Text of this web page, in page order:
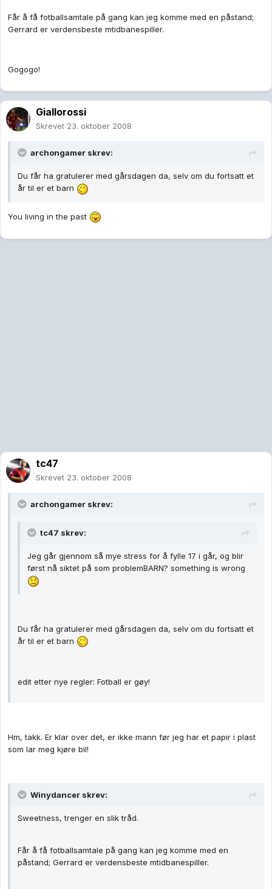
Får å få fotballsamtale på gang kan jeg komme med en påstand;
Gerrard er verdensbeste mtidbanespiller.
Gogogo!
Giallorossi
Skrevet 23. oktober 2008
archongamer skrev:
Du får ha gratulerer med gårsdagen da, selv om du fortsatt et
år til er et barn
You living in the past
tc47
Skrevet 23. oktober 2008
archongamer skrev:
tc47 skrev:
Jeg går gjennom så mye stress for å fylle 17 i går, og blir
først nå siktet på som problemBARN? something is wrong
Du får ha gratulerer med gårsdagen da, selv om du fortsatt et
år til er et barn
edit etter nye regler: Fotball er gøy!
Hm, takk. Er klar over det, er ikke mann før jeg har et papir i plast
som lar meg kjøre bil!
Winydancer skrev:
Sweetness, trenger en slik tråd.
Får å få fotballsamtale på gang kan jeg komme med en
påstand; Gerrard er verdensbeste mtidbanespiller.